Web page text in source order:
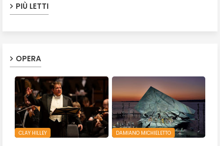
PIÙ LETTI
OPERA
CLAY HILLEY DAMIANO MICHIELETTO